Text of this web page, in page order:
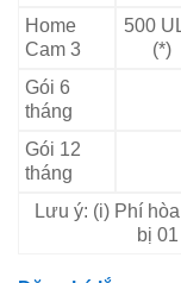
Home
Cam 3
500
(*)
Gói 6
tháng
Gói 12
tháng
Lưu ý: (i) Phí
bị